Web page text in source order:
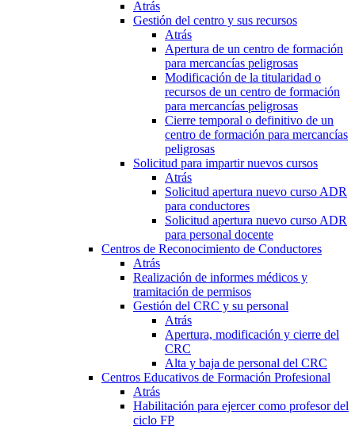
Atrás
Gestión del centro y sus recursos
Atrás
Apertura de un centro de formación
para mercancías peligrosas
Modificación de la titularidad o
recursos de un centro de formación
para mercancías peligrosas
Cierre temporal o definitivo de un
centro de formación para mercancías
peligrosas
Solicitud para impartir nuevos cursos
Atrás
Solicitud apertura nuevo curso ADR
para conductores
Solicitud apertura nuevo curso ADR
para personal docente
Centros de Reconocimiento de Conductores
Atrás
Realización de informes médicos y
tramitación de permisos
Gestión del CRC y su personal
Atrás
Apertura, modificación y cierre del
CRC
Alta y baja de personal del CRC
Centros Educativos de Formación Profesional
Atrás
Habilitación para ejercer como profesor del
ciclo FP